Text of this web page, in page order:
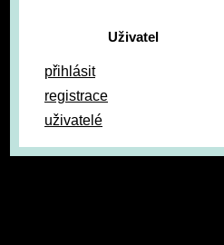
Uživatel
přihlásit
registrace
uživatelé